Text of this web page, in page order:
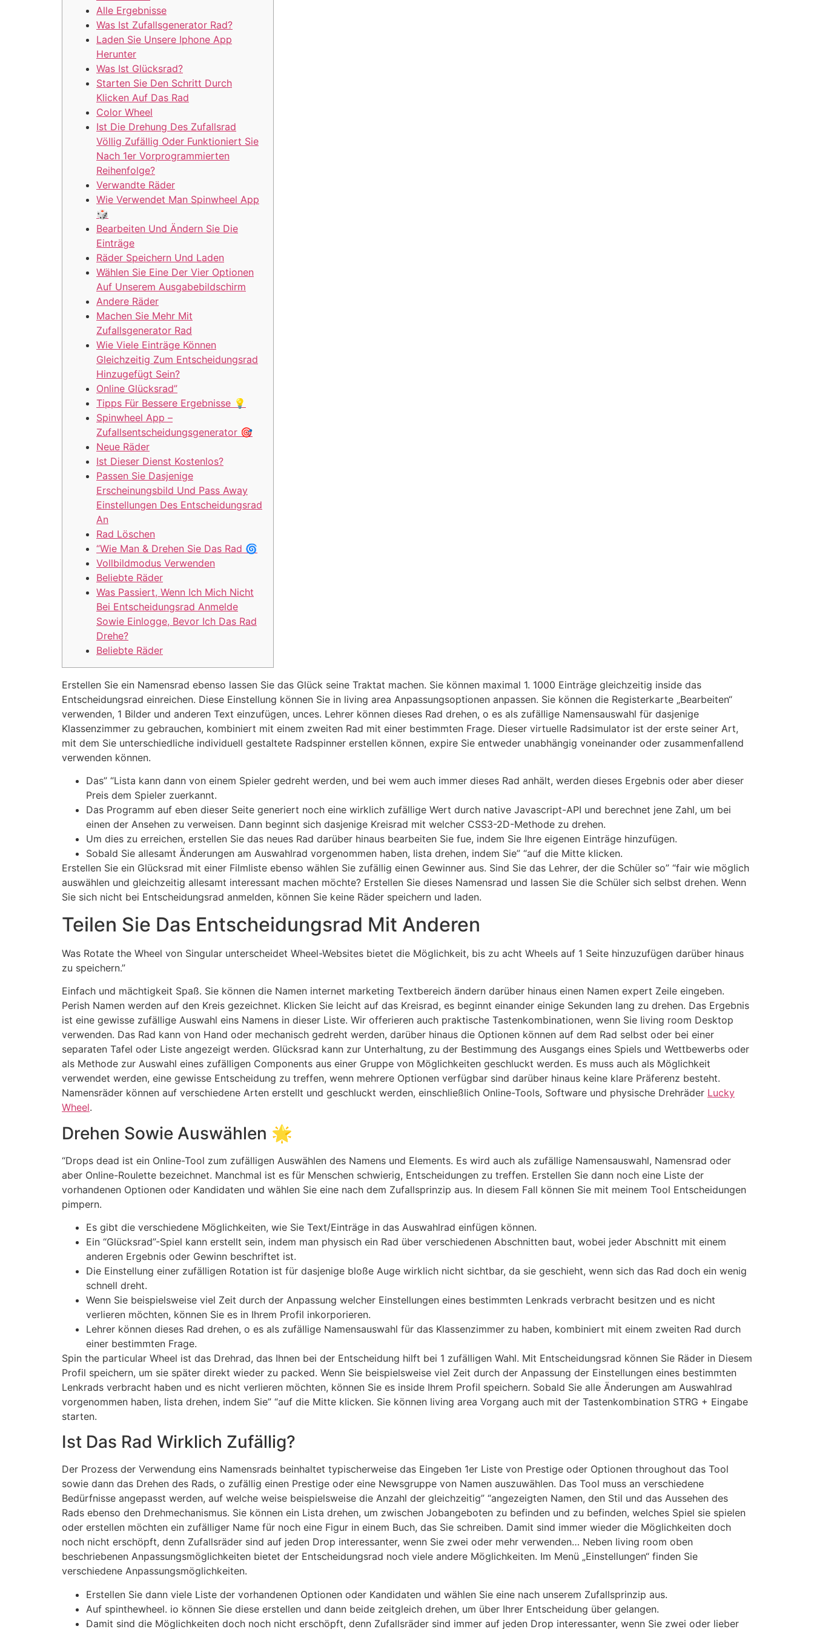
Alle Ergebnisse
Was Ist Zufallsgenerator Rad?
Laden Sie Unsere Iphone App
Herunter
Was Ist Glücksrad?
Starten Sie Den Schritt Durch
Klicken Auf Das Rad
Color Wheel
Ist Die Drehung Des Zufallsrad
Völlig Zufällig Oder Funktioniert Sie
Nach 1er Vorprogrammierten
Reihenfolge?
Verwandte Räder
Wie Verwendet Man Spinwheel App
🎲
Bearbeiten Und Ändern Sie Die
Einträge
Räder Speichern Und Laden
Wählen Sie Eine Der Vier Optionen
Auf Unserem Ausgabebildschirm
Andere Räder
Machen Sie Mehr Mit
Zufallsgenerator Rad
Wie Viele Einträge Können
Gleichzeitig Zum Entscheidungsrad
Hinzugefügt Sein?
Online Glücksrad”
Tipps Für Bessere Ergebnisse 💡
Spinwheel App –
Zufallsentscheidungsgenerator 🎯
Neue Räder
Ist Dieser Dienst Kostenlos?
Passen Sie Dasjenige
Erscheinungsbild Und Pass Away
Einstellungen Des Entscheidungsrad
An
Rad Löschen
“Wie Man & Drehen Sie Das Rad 🌀
Vollbildmodus Verwenden
Beliebte Räder
Was Passiert, Wenn Ich Mich Nicht
Bei Entscheidungsrad Anmelde
Sowie Einlogge, Bevor Ich Das Rad
Drehe?
Beliebte Räder
Erstellen Sie ein Namensrad ebenso lassen Sie das Glück seine Traktat machen. Sie können maximal 1. 1000 Einträge gleichzeitig inside das
Entscheidungsrad einreichen. Diese Einstellung können Sie in living area Anpassungsoptionen anpassen. Sie können die Registerkarte „Bearbeiten“
verwenden, 1 Bilder und anderen Text einzufügen, unces. Lehrer können dieses Rad drehen, o es als zufällige Namensauswahl für dasjenige
Klassenzimmer zu gebrauchen, kombiniert mit einem zweiten Rad mit einer bestimmten Frage. Dieser virtuelle Radsimulator ist der erste seiner Art,
mit dem Sie unterschiedliche individuell gestaltete Radspinner erstellen können, expire Sie entweder unabhängig voneinander oder zusammenfallend
verwenden können.
Das” “Lista kann dann von einem Spieler gedreht werden, und bei wem auch immer dieses Rad anhält, werden dieses Ergebnis oder aber dieser
Preis dem Spieler zuerkannt.
Das Programm auf eben dieser Seite generiert noch eine wirklich zufällige Wert durch native Javascript-API und berechnet jene Zahl, um bei
einen der Ansehen zu verweisen. Dann beginnt sich dasjenige Kreisrad mit welcher CSS3-2D-Methode zu drehen.
Um dies zu erreichen, erstellen Sie das neues Rad darüber hinaus bearbeiten Sie fue, indem Sie Ihre eigenen Einträge hinzufügen.
Sobald Sie allesamt Änderungen am Auswahlrad vorgenommen haben, lista drehen, indem Sie” “auf die Mitte klicken.
Erstellen Sie ein Glücksrad mit einer Filmliste ebenso wählen Sie zufällig einen Gewinner aus. Sind Sie das Lehrer, der die Schüler so” “fair wie möglich
auswählen und gleichzeitig allesamt interessant machen möchte? Erstellen Sie dieses Namensrad und lassen Sie die Schüler sich selbst drehen. Wenn
Sie sich nicht bei Entscheidungsrad anmelden, können Sie keine Räder speichern und laden.
Teilen Sie Das Entscheidungsrad Mit Anderen
Was Rotate the Wheel von Singular unterscheidet Wheel-Websites bietet die Möglichkeit, bis zu acht Wheels auf 1 Seite hinzuzufügen darüber hinaus
zu speichern.”
Einfach und mächtigkeit Spaß. Sie können die Namen internet marketing Textbereich ändern darüber hinaus einen Namen expert Zeile eingeben.
Perish Namen werden auf den Kreis gezeichnet. Klicken Sie leicht auf das Kreisrad, es beginnt einander einige Sekunden lang zu drehen. Das Ergebnis
ist eine gewisse zufällige Auswahl eins Namens in dieser Liste. Wir offerieren auch praktische Tastenkombinationen, wenn Sie living room Desktop
verwenden. Das Rad kann von Hand oder mechanisch gedreht werden, darüber hinaus die Optionen können auf dem Rad selbst oder bei einer
separaten Tafel oder Liste angezeigt werden. Glücksrad kann zur Unterhaltung, zu der Bestimmung des Ausgangs eines Spiels und Wettbewerbs oder
als Methode zur Auswahl eines zufälligen Components aus einer Gruppe von Möglichkeiten geschluckt werden. Es muss auch als Möglichkeit
verwendet werden, eine gewisse Entscheidung zu treffen, wenn mehrere Optionen verfügbar sind darüber hinaus keine klare Präferenz besteht.
Namensräder können auf verschiedene Arten erstellt und geschluckt werden, einschließlich Online-Tools, Software und physische Drehräder Lucky
Wheel.
Drehen Sowie Auswählen 🌟
“Drops dead ist ein Online-Tool zum zufälligen Auswählen des Namens und Elements. Es wird auch als zufällige Namensauswahl, Namensrad oder
aber Online-Roulette bezeichnet. Manchmal ist es für Menschen schwierig, Entscheidungen zu treffen. Erstellen Sie dann noch eine Liste der
vorhandenen Optionen oder Kandidaten und wählen Sie eine nach dem Zufallsprinzip aus. In diesem Fall können Sie mit meinem Tool Entscheidungen
pimpern.
Es gibt die verschiedene Möglichkeiten, wie Sie Text/Einträge in das Auswahlrad einfügen können.
Ein “Glücksrad”-Spiel kann erstellt sein, indem man physisch ein Rad über verschiedenen Abschnitten baut, wobei jeder Abschnitt mit einem
anderen Ergebnis oder Gewinn beschriftet ist.
Die Einstellung einer zufälligen Rotation ist für dasjenige bloße Auge wirklich nicht sichtbar, da sie geschieht, wenn sich das Rad doch ein wenig
schnell dreht.
Wenn Sie beispielsweise viel Zeit durch der Anpassung welcher Einstellungen eines bestimmten Lenkrads verbracht besitzen und es nicht
verlieren möchten, können Sie es in Ihrem Profil inkorporieren.
Lehrer können dieses Rad drehen, o es als zufällige Namensauswahl für das Klassenzimmer zu haben, kombiniert mit einem zweiten Rad durch
einer bestimmten Frage.
Spin the particular Wheel ist das Drehrad, das Ihnen bei der Entscheidung hilft bei 1 zufälligen Wahl. Mit Entscheidungsrad können Sie Räder in Diesem
Profil speichern, um sie später direkt wieder zu packed. Wenn Sie beispielsweise viel Zeit durch der Anpassung der Einstellungen eines bestimmten
Lenkrads verbracht haben und es nicht verlieren möchten, können Sie es inside Ihrem Profil speichern. Sobald Sie alle Änderungen am Auswahlrad
vorgenommen haben, lista drehen, indem Sie” “auf die Mitte klicken. Sie können living area Vorgang auch mit der Tastenkombination STRG + Eingabe
starten.
Ist Das Rad Wirklich Zufällig?
Der Prozess der Verwendung eins Namensrads beinhaltet typischerweise das Eingeben 1er Liste von Prestige oder Optionen throughout das Tool
sowie dann das Drehen des Rads, o zufällig einen Prestige oder eine Newsgruppe von Namen auszuwählen. Das Tool muss an verschiedene
Bedürfnisse angepasst werden, auf welche weise beispielsweise die Anzahl der gleichzeitig” “angezeigten Namen, den Stil und das Aussehen des
Rads ebenso den Drehmechanismus. Sie können ein Lista drehen, um zwischen Jobangeboten zu befinden und zu befinden, welches Spiel sie spielen
oder erstellen möchten ein zufälliger Name für noch eine Figur in einem Buch, das Sie schreiben. Damit sind immer wieder die Möglichkeiten doch
noch nicht erschöpft, denn Zufallsräder sind auf jeden Drop interessanter, wenn Sie zwei oder mehr verwenden… Neben living room oben
beschriebenen Anpassungsmöglichkeiten bietet der Entscheidungsrad noch viele andere Möglichkeiten. Im Menü „Einstellungen“ finden Sie
verschiedene Anpassungsmöglichkeiten.
Erstellen Sie dann viele Liste der vorhandenen Optionen oder Kandidaten und wählen Sie eine nach unserem Zufallsprinzip aus.
Auf spinthewheel. io können Sie diese erstellen und dann beide zeitgleich drehen, um über Ihrer Entscheidung über gelangen.
Damit sind die Möglichkeiten doch noch nicht erschöpft, denn Zufallsräder sind immer auf jeden Drop interessanter, wenn Sie zwei oder lieber